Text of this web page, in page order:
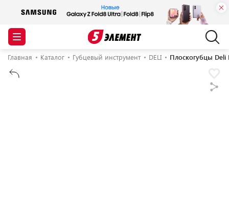
Главная Каталог Губцевый инструмент DELI Плоскогубцы Deli